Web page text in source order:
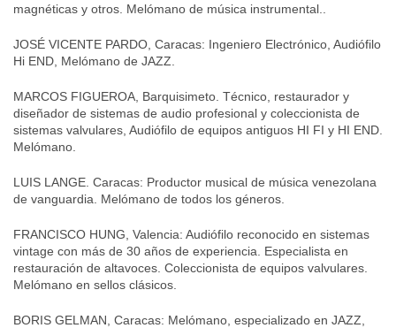
magnéticas y otros. Melómano de música instrumental..
JOSÉ VICENTE PARDO, Caracas: Ingeniero Electrónico, Audiófilo
Hi END, Melómano de JAZZ.
MARCOS FIGUEROA, Barquisimeto. Técnico, restaurador y
diseñador de sistemas de audio profesional y coleccionista de
sistemas valvulares, Audiófilo de equipos antiguos HI FI y HI END.
Melómano.
LUIS LANGE. Caracas: Productor musical de música venezolana
de vanguardia. Melómano de todos los géneros.
FRANCISCO HUNG, Valencia: Audiófilo reconocido en sistemas
vintage con más de 30 años de experiencia. Especialista en
restauración de altavoces. Coleccionista de equipos valvulares.
Melómano en sellos clásicos.
BORIS GELMAN, Caracas: Melómano, especializado en JAZZ,